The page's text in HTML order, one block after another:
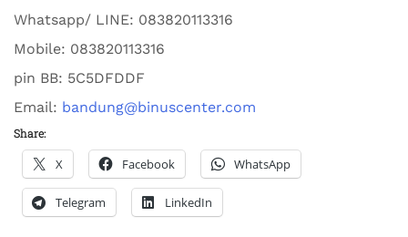
Whatsapp/ LINE: 083820113316
Mobile: 083820113316
pin BB: 5C5DFDDF
Email: bandung@binuscenter.com
Share:
X Facebook WhatsApp
Telegram LinkedIn